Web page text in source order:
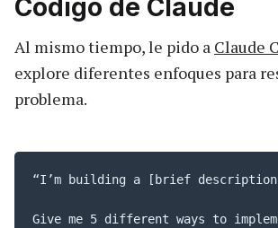
Código de Claude
Al mismo tiempo, le pido a Claude
explore diferentes enfoques para
problema.
“I’m building a [brief
Give me 5 different ways to